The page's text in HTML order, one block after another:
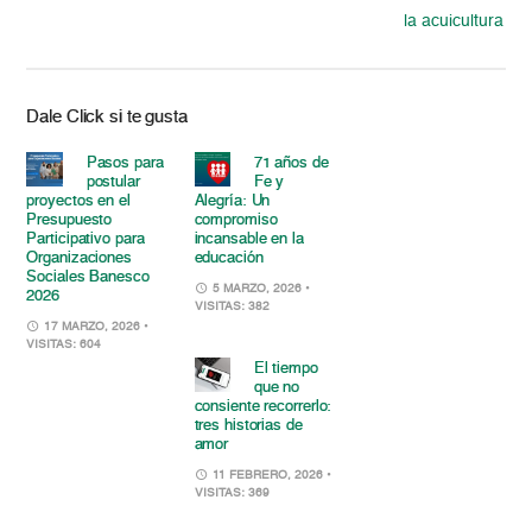
la acuicultura
Dale Click si te gusta
Pasos para
postular
proyectos en el
Presupuesto
Participativo para
Organizaciones
Sociales Banesco
2026
17 MARZO, 2026 •
VISITAS: 604
71 años de
Fe y
Alegría: Un
compromiso
incansable en la
educación
5 MARZO, 2026 •
VISITAS: 382
El tiempo
que no
consiente recorrerlo:
tres historias de
amor
11 FEBRERO, 2026 •
VISITAS: 369